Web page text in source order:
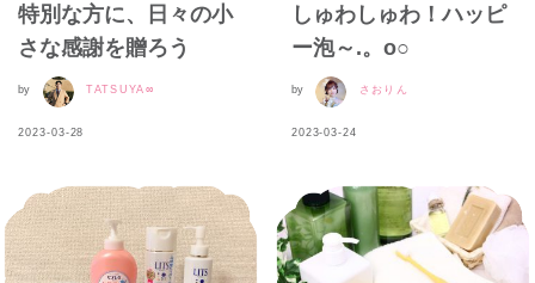
特別な方に、日々の小
さな感謝を贈ろう
by TATSUYA∞
2023-03-28
しゅわしゅわ！ハッピ
ー泡～.。o○
by さおりん
2023-03-24